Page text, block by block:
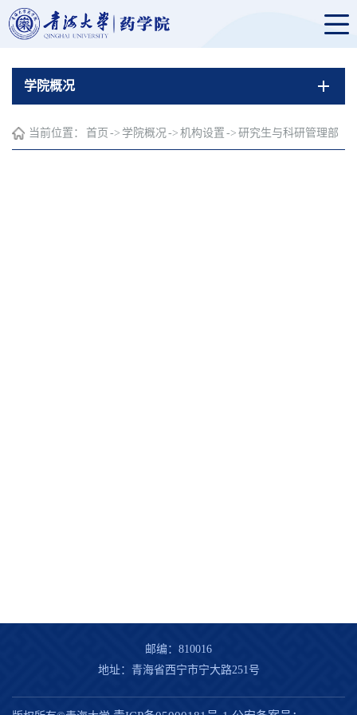
学院概况
当前位置： 首页 -> 学院概况-> 机构设置 -> 研究生与科研管理部
邮编：810016
地址：青海省西宁市宁大路251号